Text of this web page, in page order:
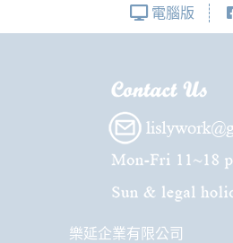
電腦版
樂延企業有限公司